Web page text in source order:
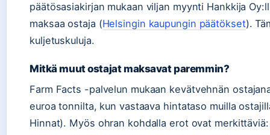
päätösasiakirjan mukaan viljan myynti Hankkija
maksaa ostaja (Helsingin kaupungin päätökset).
kuljetuskuluja.
Mitkä muut ostajat maksavat paremmin?
Farm Facts -palvelun mukaan kevätvehnän
euroa tonnilta, kun vastaava hintataso muilla
Hinnat). Myös ohran kohdalla erot ovat